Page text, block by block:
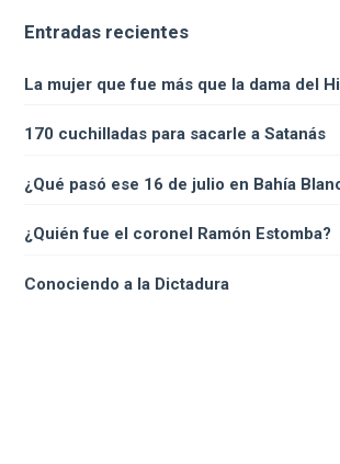
Entradas recientes
La mujer que fue más que la dama del
170 cuchilladas para sacarle a Satanás
¿Qué pasó ese 16 de julio en Bahía
¿Quién fue el coronel Ramón Estomba?
Conociendo a la Dictadura